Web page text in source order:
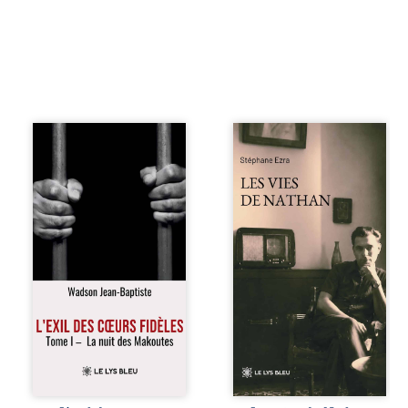
« Une nuit suffit
parfois pour briser
une famille… mais
certaines fidélités
traversent les
années. » Haïti,
sous la dictature
des Duvalier. La
peur s’étend
jusque dans les
villages les plus
reculés. À Bainet,
Jean-Joël Joli
mène une
avec sa famille.
Les vies de
Nathan est un
né en trois jours,
au printemps
2026. Pour la
première fois,
Stéphane Ezra,
médium, a pu
communiquer
avec son père,
disparu depuis
plus de vingt ans
et qu’il n’a jamais
connu. De ce
dialogue par-delà
la mort naissent